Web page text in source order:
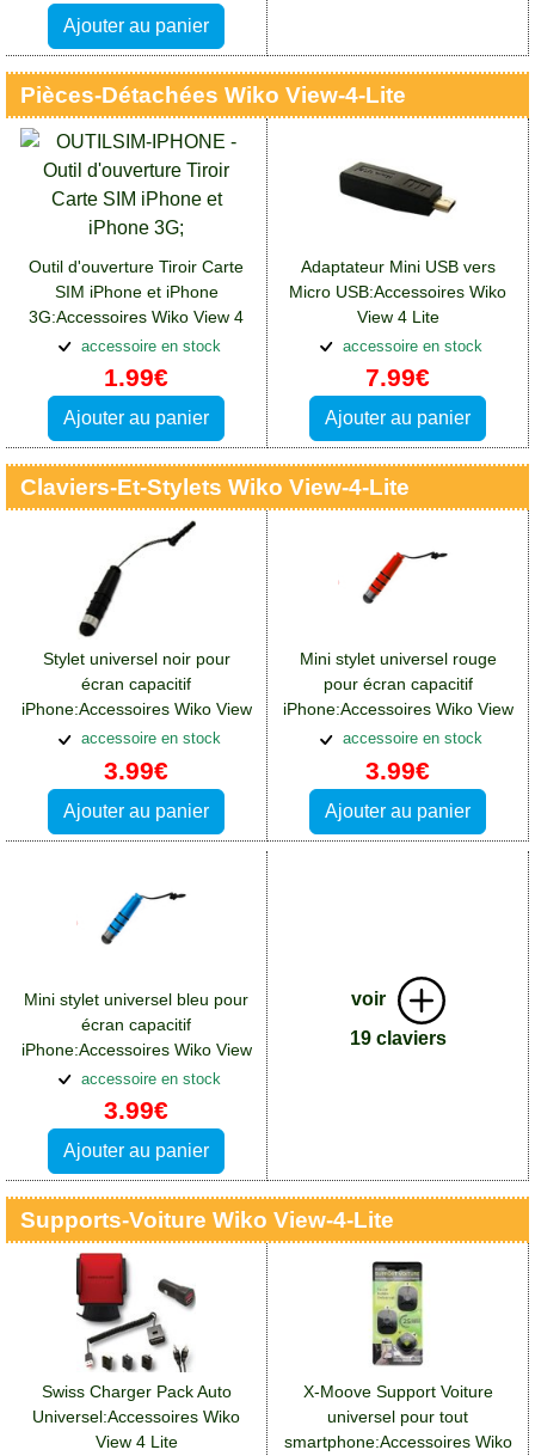
Ajouter au panier
Pièces-Détachées Wiko View-4-Lite
Outil d'ouverture Tiroir Carte
SIM iPhone et iPhone
3G:Accessoires Wiko View 4
Lite
accessoire en stock
1.99€
Ajouter au panier
Adaptateur Mini USB vers
Micro USB:Accessoires Wiko
View 4 Lite
accessoire en stock
7.99€
Ajouter au panier
Claviers-Et-Stylets Wiko View-4-Lite
Stylet universel noir pour
écran capacitif
iPhone:Accessoires Wiko View
4 Lite
accessoire en stock
3.99€
Ajouter au panier
Mini stylet universel rouge
pour écran capacitif
iPhone:Accessoires Wiko View
4 Lite
accessoire en stock
3.99€
Ajouter au panier
Mini stylet universel bleu pour
écran capacitif
iPhone:Accessoires Wiko View
4 Lite
accessoire en stock
3.99€
Ajouter au panier
voir
19 claviers
Supports-Voiture Wiko View-4-Lite
Swiss Charger Pack Auto
Universel:Accessoires Wiko
View 4 Lite
X-Moove Support Voiture
universel pour tout
smartphone:Accessoires Wiko